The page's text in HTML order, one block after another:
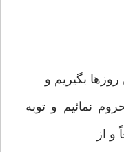
بگيريم و
نمائيم و توبه
و از